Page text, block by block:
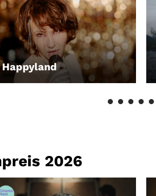
Happyland
LEIHEN
2026